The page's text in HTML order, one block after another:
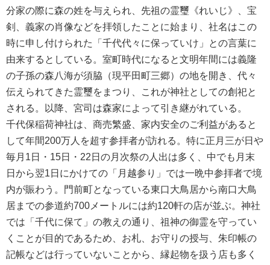
分家の際に森の姓を与えられ、先祖の霊璽《れいじ》、宝
剣、義家の肖像などを拝領したことに始まり、社名はこの
時に申し付けられた「千代代々に保っていけ」との言葉に
由来するとしている。室町時代になると文明年間には義隆
の子孫の森八海が須脇（現平田町三郷）の地を開き、代々
伝えられてきた霊璽をまつり、これが神社としての創祀と
される。以降、宮司は森家によって引き継がれている。
千代保稲荷神社は、商売繁盛、家内安全のご利益があると
して年間200万人を超す参拝者が訪れる。特に正月三が日や
毎月1日・15日・22日の月次祭の人出は多く、中でも月末
日から翌1日にかけての「月越参り」では一晩中参拝者で境
内が賑わう。門前町となっている東口大鳥居から南口大鳥
居までの参道約700メートルには約120軒の店が並ぶ。神社
では「千代に保て」の教えの通り、祖神の御霊を守ってい
くことが目的であるため、お札、お守りの授与、朱印帳の
記帳などは行っていないことから、縁起物を扱う店も多く